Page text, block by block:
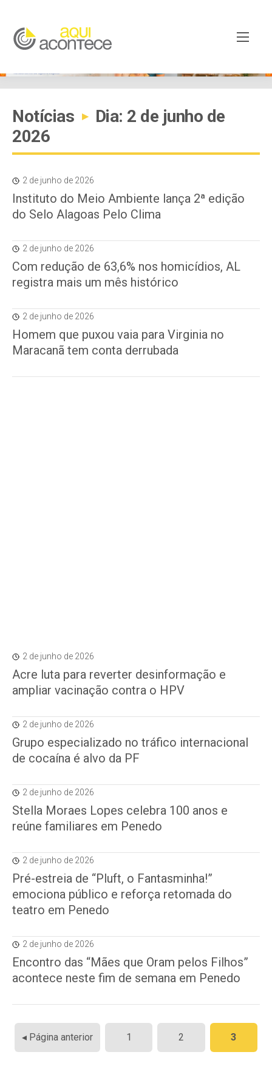
Notícias ▸
Dia: 2 de junho de
2026
2 de junho de 2026
Instituto do Meio Ambiente lança 2ª edição
do Selo Alagoas Pelo Clima
2 de junho de 2026
Com redução de 63,6% nos homicídios, AL
registra mais um mês histórico
2 de junho de 2026
Homem que puxou vaia para Virginia no
Maracanã tem conta derrubada
2 de junho de 2026
Acre luta para reverter desinformação e
ampliar vacinação contra o HPV
2 de junho de 2026
Grupo especializado no tráfico internacional
de cocaína é alvo da PF
2 de junho de 2026
Stella Moraes Lopes celebra 100 anos e
reúne familiares em Penedo
2 de junho de 2026
Pré-estreia de “Pluft, o Fantasminha!”
emociona público e reforça retomada do
teatro em Penedo
2 de junho de 2026
Encontro das “Mães que Oram pelos Filhos”
acontece neste fim de semana em Penedo
Paginação
de
◂ Página anterior 1 2 3